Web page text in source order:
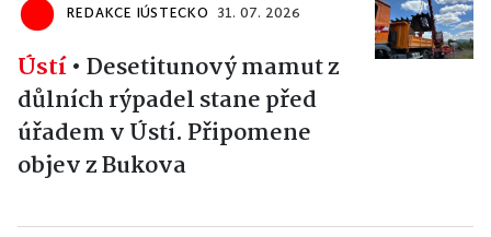
REDAKCE IÚSTECKO 31. 07. 2026
Ústí• Desetitunový mamut z
důlních rýpadel stane před
úřadem v Ústí. Připomene
objev z Bukova